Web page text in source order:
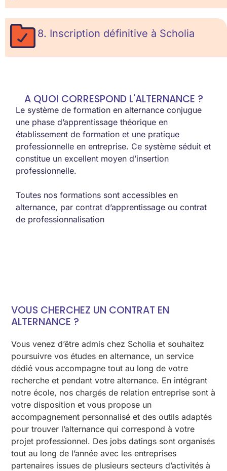
8. Inscription définitive à Scholia
A QUOI CORRESPOND L'ALTERNANCE ?
Le système de formation en alternance conjugue
une phase d’apprentissage théorique en
établissement de formation et une pratique
professionnelle en entreprise. Ce système séduit et
constitue un excellent moyen d’insertion
professionnelle.
Toutes nos formations sont accessibles en
alternance, par contrat d’apprentissage ou contrat
de professionnalisation
VOUS CHERCHEZ UN CONTRAT EN
ALTERNANCE ?
Vous venez d’être admis chez Scholia et souhaitez
poursuivre vos études en alternance, un service
dédié vous accompagne tout au long de votre
recherche et pendant votre alternance. En intégrant
notre école, nos chargés de relation entreprise sont à
votre disposition et vous propose un
accompagnement personnalisé et des outils adaptés
pour trouver l’alternance qui correspond à votre
projet professionnel. Des jobs datings sont organisés
tout au long de l’année avec les entreprises
partenaires issues de plusieurs secteurs d’activités à